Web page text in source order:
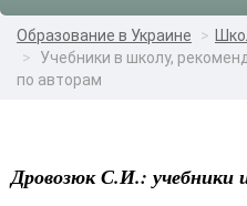
Образование в Украине
Учебники в школу,
по авторам
Дровозюк С.И.: учебники